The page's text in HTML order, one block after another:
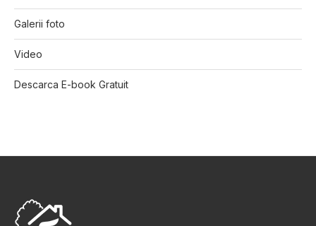
Galerii foto
Video
Descarca E-book Gratuit